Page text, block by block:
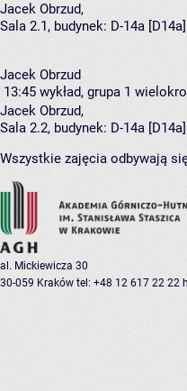
Jacek Obrzud,
Sala 2.1, budynek: D-14a [D14a]
Jacek Obrzud
13:45 wykład, grupa 1
Jacek Obrzud,
Sala 2.2, budynek: D-14a [D14a]
Wszystkie zajęcia odbywają
al. Mickiewicza 30
30-059 Kraków tel: +48 12 617 22 22